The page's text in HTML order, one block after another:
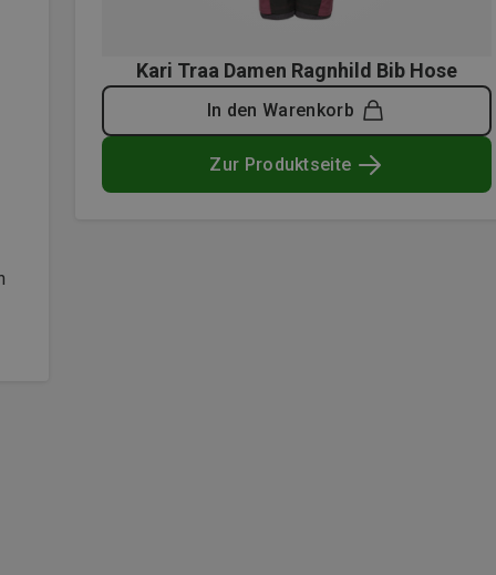
Kari Traa Damen Ragnhild Bib Hose
In den Warenkorb
Zur Produktseite